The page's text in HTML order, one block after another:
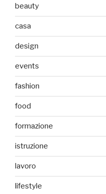
beauty
casa
design
events
fashion
food
formazione
istruzione
lavoro
lifestyle